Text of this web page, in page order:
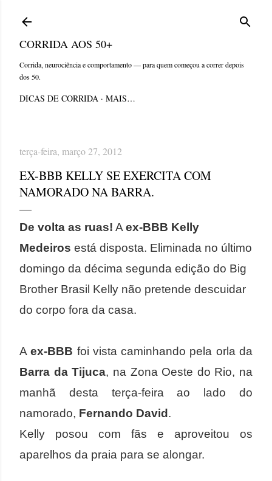
CORRIDA AOS 50+
Corrida, neurociência e comportamento — para quem começou a correr depois
dos 50.
DICAS DE CORRIDA MAIS…
terça-feira, março 27, 2012
EX-BBB KELLY SE EXERCITA COM
NAMORADO NA BARRA.
De volta as ruas! A ex-BBB Kelly
Medeiros está disposta. Eliminada no último
domingo da décima segunda edição do Big
Brother Brasil Kelly não pretende descuidar
do corpo fora da casa.
Aex-BBB foi vista caminhando pela orla da
Barra da Tijuca, na Zona Oeste do Rio, na
manhã desta terça-feira ao lado do
namorado, Fernando David .
Kelly posou com fãs e aproveitou os
aparelhos da praia para se alongar.